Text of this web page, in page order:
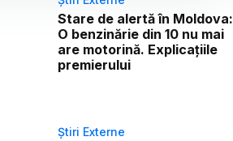
Stare de alertă în Moldova:
O benzinărie din 10 nu mai
are motorină. Explicațiile
premierului
Știri Externe